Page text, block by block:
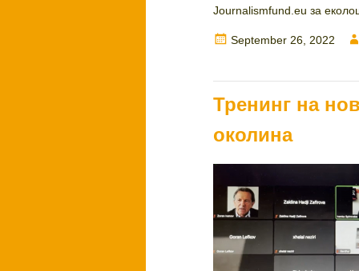
Journalismfund.eu за
Posted
September 26, 2022
Тренинг на
околина